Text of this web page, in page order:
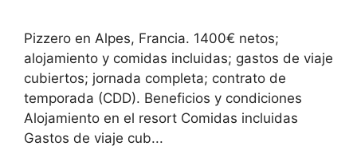
Pizzero en Alpes, Francia. 1400€ netos;
alojamiento y comidas incluidas; gastos de viaje
cubiertos; jornada completa; contrato de
temporada (CDD). Beneficios y condiciones
Alojamiento en el resort Comidas incluidas
Gastos de viaje cub...